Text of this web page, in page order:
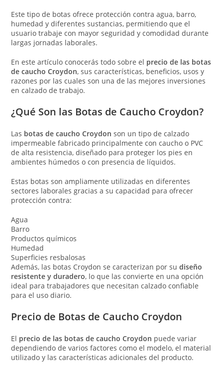
Este tipo de botas ofrece protección contra agua, barro,
humedad y diferentes sustancias, permitiendo que el
usuario trabaje con mayor seguridad y comodidad durante
largas jornadas laborales.
En este artículo conocerás todo sobre el precio de las botas
de caucho Croydon, sus características, beneficios, usos y
razones por las cuales son una de las mejores inversiones
en calzado de trabajo.
¿Qué Son las Botas de Caucho Croydon?
Las botas de caucho Croydon son un tipo de calzado
impermeable fabricado principalmente con caucho o PVC
de alta resistencia, diseñado para proteger los pies en
ambientes húmedos o con presencia de líquidos.
Estas botas son ampliamente utilizadas en diferentes
sectores laborales gracias a su capacidad para ofrecer
protección contra:
Agua
Barro
Productos químicos
Humedad
Superficies resbalosas
Además, las botas Croydon se caracterizan por sudiseño
resistente y duradero, lo que las convierte en una opción
ideal para trabajadores que necesitan calzado confiable
para el uso diario.
Precio de Botas de Caucho Croydon
El precio de las botas de caucho Croydon puede variar
dependiendo de varios factores como el modelo, el material
utilizado y las características adicionales del producto.